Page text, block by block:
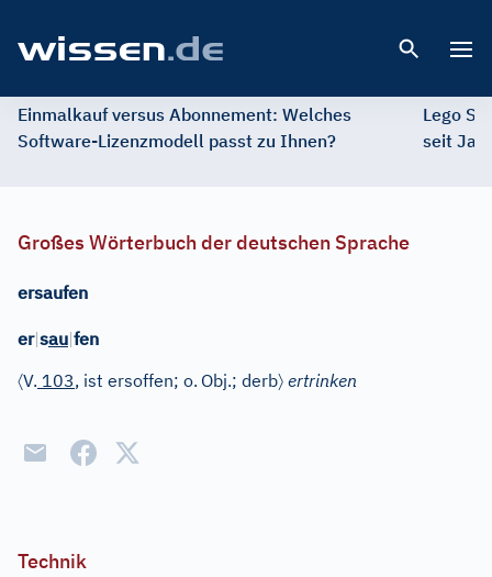
Einmalkauf versus Abonnement: Welches
Software-Lizenzmodell passt zu Ihnen?
Lego
seit
Großes Wörterbuch der deutschen Sprache
ersaufen
er|sau|fen
〈V. 103, ist ersoffen; o. Obj.; derb〉 ertrinken
Technik